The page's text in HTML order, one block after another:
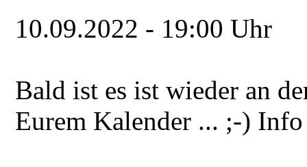
10.09.2022 - 19:00 Uhr
Bald ist es ist wieder an
Eurem Kalender ... ;-)